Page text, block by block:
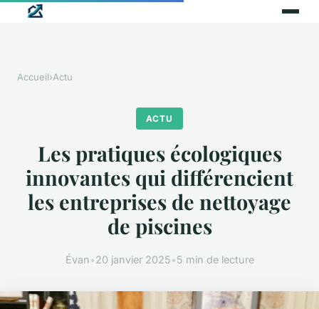
Accueil›Actu
ACTU
Les pratiques écologiques
innovantes qui différencient
les entreprises de nettoyage
de piscines
Évan•20 janvier 2025•5 min de lecture